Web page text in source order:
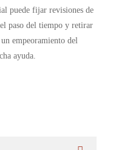
puede fijar revisiones de
paso del tiempo y retirar
empeoramiento del
ayuda.